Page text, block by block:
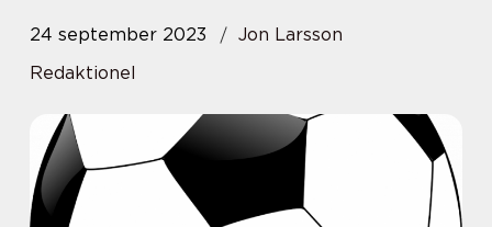
24 september 2023
Jon Larsson
Redaktionel